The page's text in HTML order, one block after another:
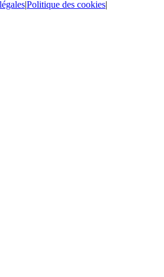
|Politique des cookies|